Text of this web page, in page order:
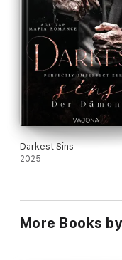
Darkest Sins
2025
More Books